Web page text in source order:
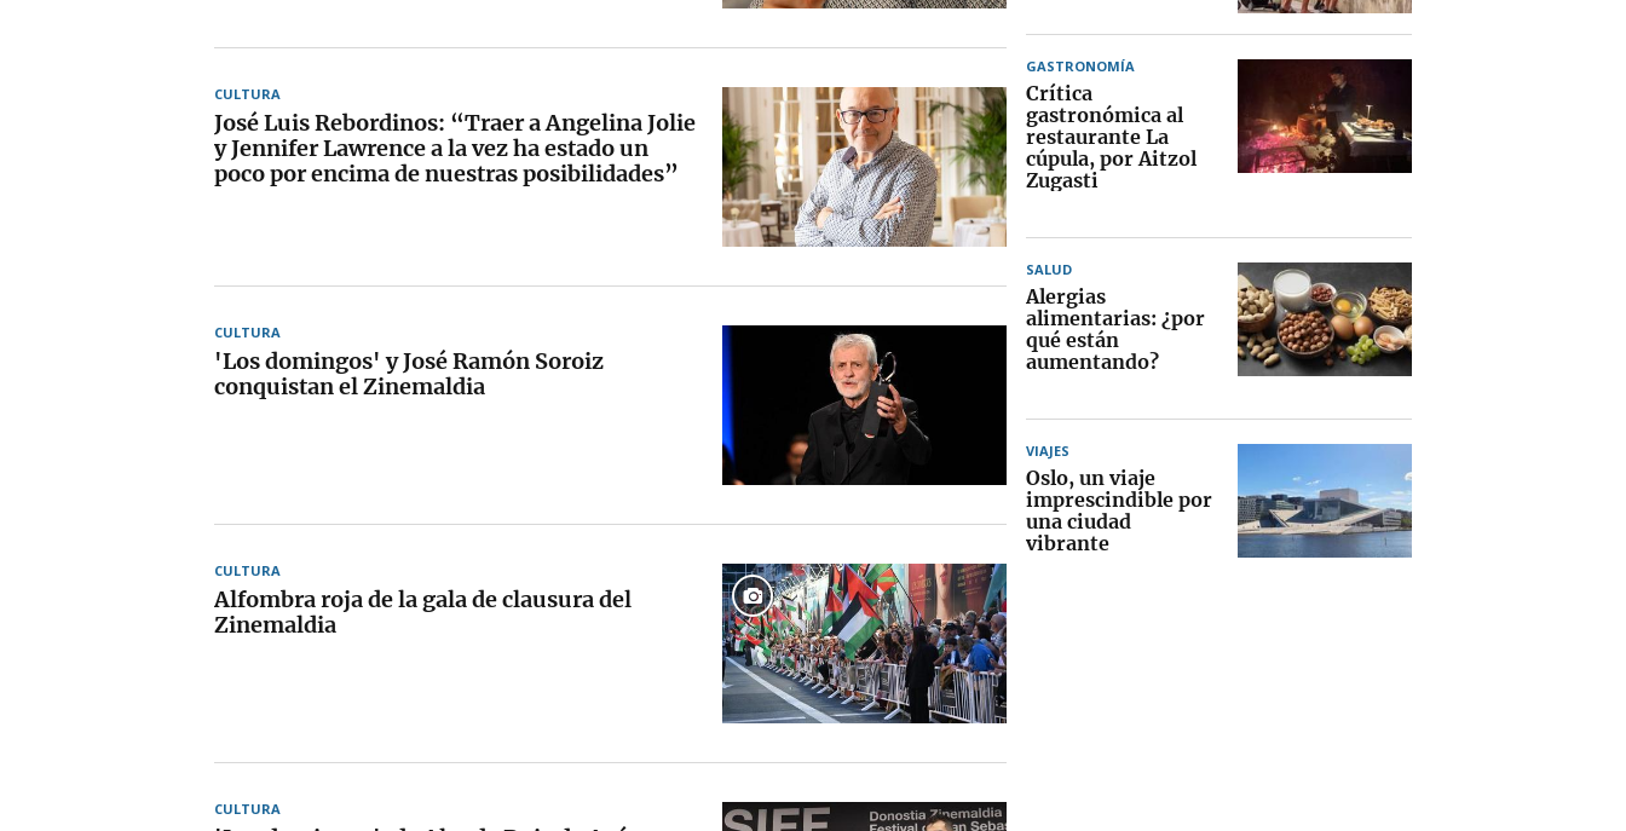
CULTURA
José Luis Rebordinos: “Traer a Angelina Jolie
y Jennifer Lawrence a la vez ha estado un
poco por encima de nuestras posibilidades”
CULTURA
'Los domingos' y José Ramón Soroiz
conquistan el Zinemaldia
CULTURA
Alfombra roja de la gala de clausura del
Zinemaldia
CULTURA
GASTRONOMÍA
Crítica
gastronómica al
restaurante La
cúpula, por Aitzol
Zugasti
SALUD
Alergias
alimentarias: ¿por
qué están
aumentando?
VIAJES
Oslo, un viaje
imprescindible por
una ciudad
vibrante